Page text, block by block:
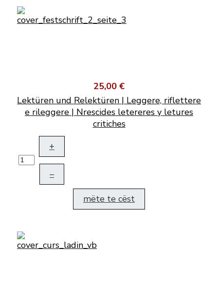
25,00 €
Lektüren und Relektüren | Leggere, riflettere
e rileggere | Nrescides letereres y letures
critiches
+
–
mëte te cëst